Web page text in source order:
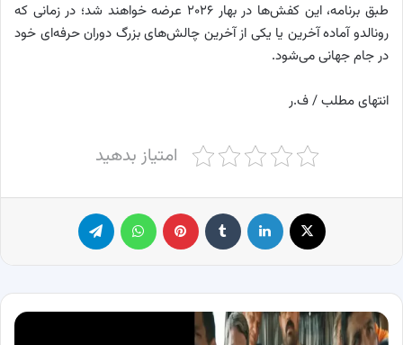
طبق برنامه، این کفش‌ها در بهار ۲۰۲۶ عرضه خواهند شد؛ در زمانی که
رونالدو آماده آخرین یا یکی از آخرین چالش‌های بزرگ دوران حرفه‌ای خود
در جام جهانی می‌شود.
انتهای مطلب / ف.ر
امتیاز بدهید
لینکدین ‫تامبلر پینترست
معرفی
بازیگران